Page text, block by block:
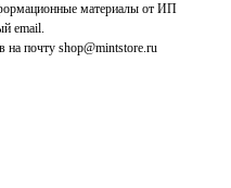
материалы от ИП
email.
на почту shop@mintstore.ru